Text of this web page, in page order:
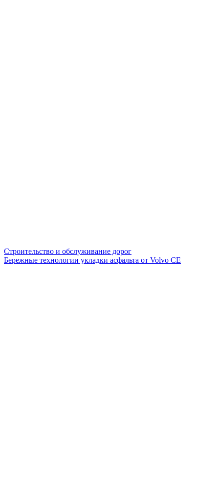
Строительство и обслуживание дорог
Бережные технологии укладки асфальта от Volvo CE